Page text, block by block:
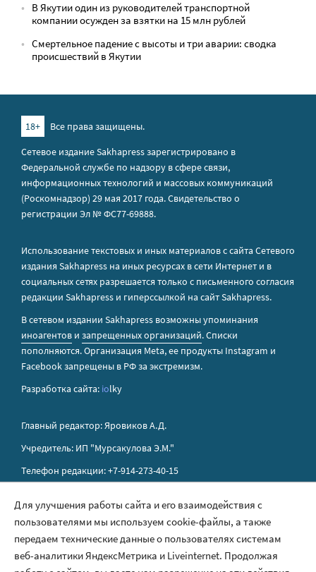
В Якутии один из руководителей транспортной
компании осужден за взятки на 15 млн рублей
Смертельное падение с высоты и три аварии: сводка
происшествий в Якутии
18+
Все права защищены.
Сетевое издание Sakhapress зарегистрировано в
Федеральной службе по надзору в сфере связи,
информационных технологий и массовых коммуникаций
(Роскомнадзор) 29 мая 2017 года. Свидетельство о
регистрации Эл № ФС77-69888.
Использование текстовых и иных материалов с сайта Сетевого
издания Sakhapress на иных ресурсах в сети Интернет и в
социальных сетях разрешается только с письменного согласия
редакции Sakhapress и гиперссылкой на сайт Sakhapress.
В сетевом издании Sakhapress возможны упоминания
иноагентов и запрещенных организаций. Списки
пополняются. Организация Metа, ее продукты Instagram и
Facebook запрещены в РФ за экстремизм.
Разработка сайта: iolky
Главный редактор: Яровиков А.Д.
Учредитель: ИП "Мурсакулова Э.М."
Телефон редакции: +7-914-273-40-15
Правила сайта
Политика обработки персональных данных
Для улучшения работы сайта и его взаимодействия с
пользователями мы используем cookie-файлы, а также
передаем технические данные о пользователях системам
веб-аналитики ЯндексМетрика и Liveinternet. Продолжая